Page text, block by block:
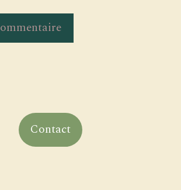
Contact